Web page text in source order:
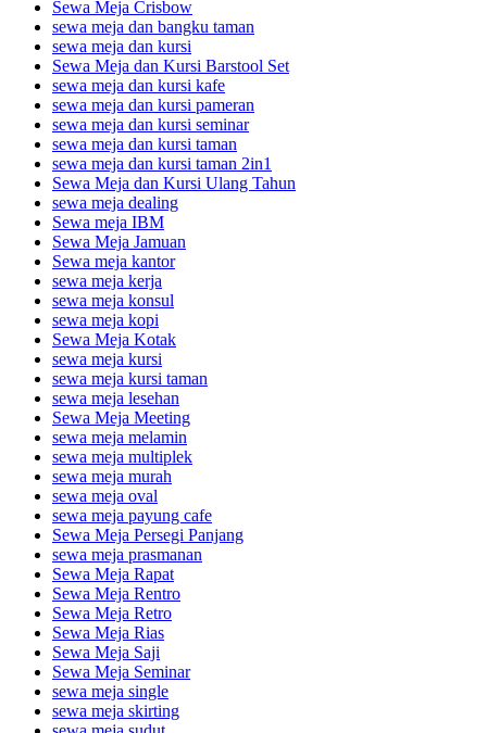
Sewa Meja Crisbow
sewa meja dan bangku taman
sewa meja dan kursi
Sewa Meja dan Kursi Barstool Set
sewa meja dan kursi kafe
sewa meja dan kursi pameran
sewa meja dan kursi seminar
sewa meja dan kursi taman
sewa meja dan kursi taman 2in1
Sewa Meja dan Kursi Ulang Tahun
sewa meja dealing
Sewa meja IBM
Sewa Meja Jamuan
Sewa meja kantor
sewa meja kerja
sewa meja konsul
sewa meja kopi
Sewa Meja Kotak
sewa meja kursi
sewa meja kursi taman
sewa meja lesehan
Sewa Meja Meeting
sewa meja melamin
sewa meja multiplek
sewa meja murah
sewa meja oval
sewa meja payung cafe
Sewa Meja Persegi Panjang
sewa meja prasmanan
Sewa Meja Rapat
Sewa Meja Rentro
Sewa Meja Retro
Sewa Meja Rias
Sewa Meja Saji
Sewa Meja Seminar
sewa meja single
sewa meja skirting